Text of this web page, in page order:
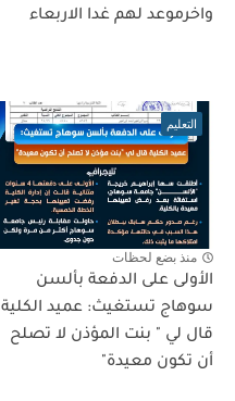
واخرموعد لهم غدا الاربعاء
التعليم
منذ بضع لحظات
الأولى على الدفعة بألسن
سوهاج تستغيث: عميد الكلية
قال لي " بنت المؤذن لا تصلح
أن تكون معيدة"